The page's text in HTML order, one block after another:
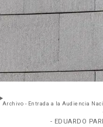
Archivo - Entrada a la Audiencia
- EDUARDO